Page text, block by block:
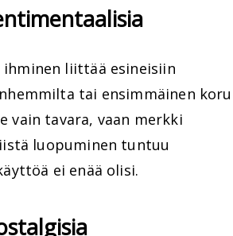
liittää esineisiin
tai ensimmäinen koru
vain tavara, vaan merkki
luopuminen tuntuu
ei enää olisi.